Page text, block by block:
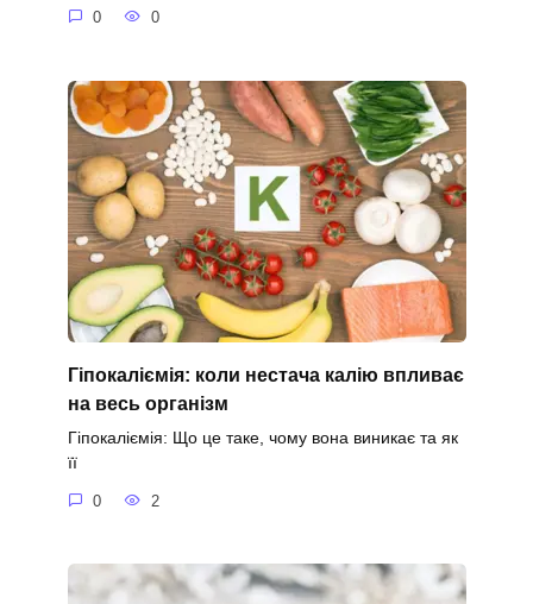
0 0
Гіпокаліємія: коли нестача калію впливає
на весь організм
Гіпокаліємія: Що це таке, чому вона виникає та як
її
0 2